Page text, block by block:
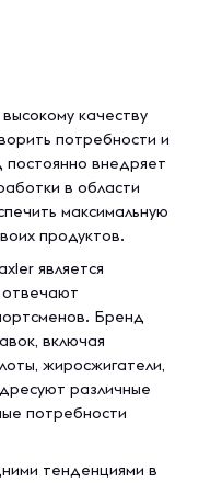
качеству
потребности и
внедряет
в области
максимальную
продуктов.
является
Бренд
включая
жиросжигатели,
различные
потребности
тенденциями в